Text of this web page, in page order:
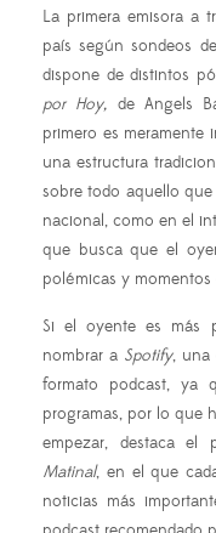
La primera emisora a
país según sondeos
dispone de distintos
por Hoy, de Angels
primero es
una estructura
sobre todo aquello
nacional, como en el
que busca que el
polémicas y
Si el oyente es más
nombrar a Spotify, una
formato podcast, ya
programas, por lo que
empezar, destaca el
Matinal, en el que
noticias más